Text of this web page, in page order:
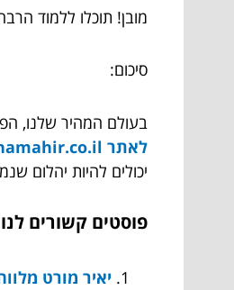
מובן! תוכלו ללמוד
סיכום:
בעולם המהיר שלנו,
לאתר
יכולים להיות יהלום
פוסטים קשורים
יאיר מורט